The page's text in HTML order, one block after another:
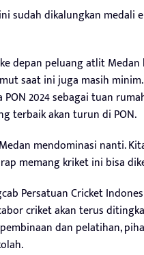
sudah dikalungkan medali
depan peluang atlit Medan
saat ini juga masih
2024 sebagai tuan
terbaik akan turun di PON.
mendominasi nanti.
memang kriket ini bisa
Persatuan Cricket
criket akan terus
dan pelatihan,